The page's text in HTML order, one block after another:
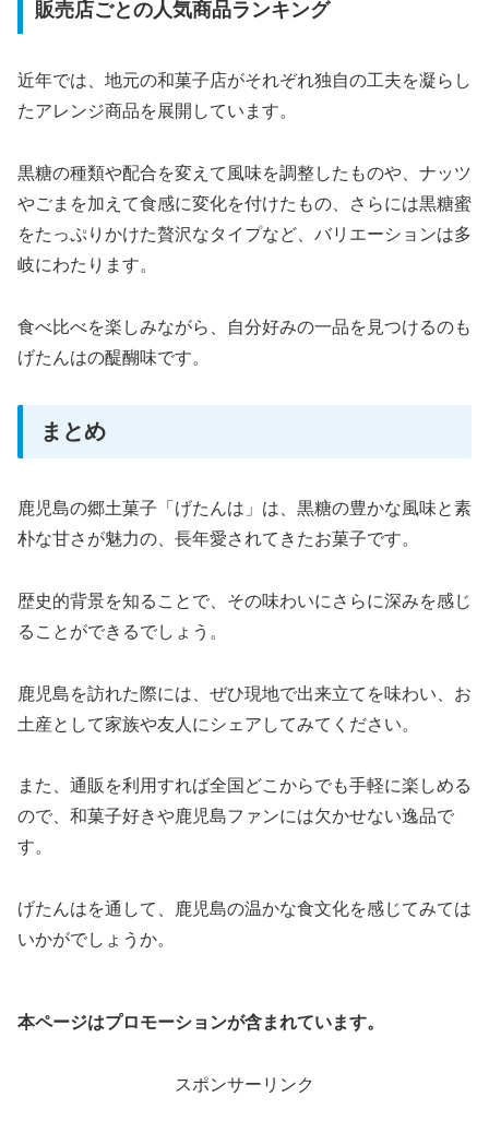
販売店ごとの人気商品ランキング
近年では、地元の和菓子店がそれぞれ独自の工夫を凝らし
たアレンジ商品を展開しています。
黒糖の種類や配合を変えて風味を調整したものや、ナッツ
やごまを加えて食感に変化を付けたもの、さらには黒糖蜜
をたっぷりかけた贅沢なタイプなど、バリエーションは多
岐にわたります。
食べ比べを楽しみながら、自分好みの一品を見つけるのも
げたんはの醍醐味です。
まとめ
鹿児島の郷土菓子「げたんは」は、黒糖の豊かな風味と素
朴な甘さが魅力の、長年愛されてきたお菓子です。
歴史的背景を知ることで、その味わいにさらに深みを感じ
ることができるでしょう。
鹿児島を訪れた際には、ぜひ現地で出来立てを味わい、お
土産として家族や友人にシェアしてみてください。
また、通販を利用すれば全国どこからでも手軽に楽しめる
ので、和菓子好きや鹿児島ファンには欠かせない逸品で
す。
げたんはを通して、鹿児島の温かな食文化を感じてみては
いかがでしょうか。
本ページはプロモーションが含まれています。
スポンサーリンク